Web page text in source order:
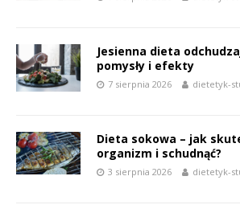
Jesienna dieta
pomysły i efekty
7 sierpnia 2026 dietetyk-
Dieta sokowa – jak
organizm i schudnąć?
3 sierpnia 2026 dietetyk-